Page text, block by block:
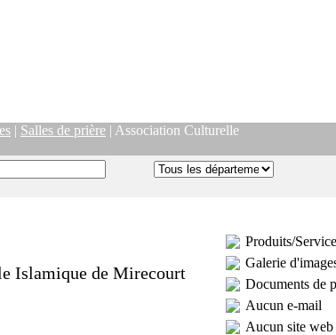
| Salles de prière | Association Culturelle
Islamique de Mirecourt
Produits/
Galerie
Documents de
Aucun e-mail
Aucun site web